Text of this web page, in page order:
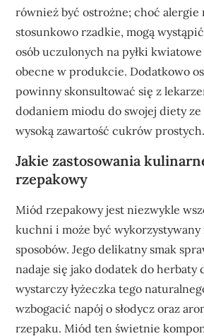
również być ostrożne; choć alergie
stosunkowo rzadkie, mogą
osób uczulonych na pyłki
obecne w produkcie. Dodatkowo
powinny skonsultować się z
dodaniem miodu do swojej diety ze
wysoką zawartość cukrów prostych.
Jakie zastosowania
rzepakowy
Miód rzepakowy jest niezwykle
kuchni i może być
sposobów. Jego delikatny smak
nadaje się jako dodatek do herbaty
wystarczy łyżeczka tego
wzbogacić napój o słodycz oraz
rzepaku. Miód ten świetnie